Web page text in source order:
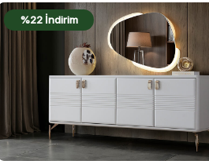
%19 İndirim